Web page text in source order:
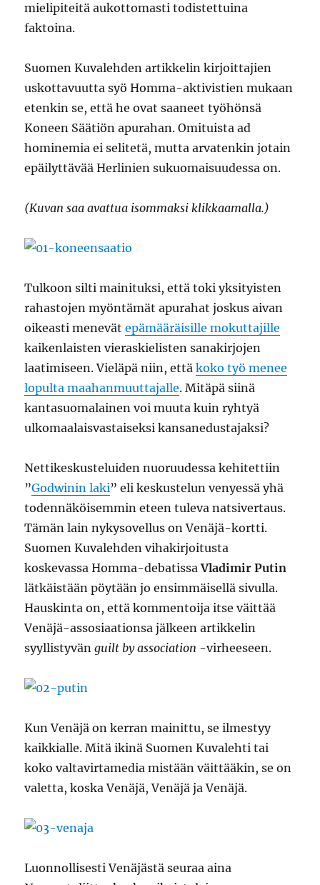
mielipiteitä aukottomasti todistettuina
faktoina.
Suomen Kuvalehden artikkelin kirjoittajien
uskottavuutta syö Homma-aktivistien mukaan
etenkin se, että he ovat saaneet työhönsä
Koneen Säätiön apurahan. Omituista ad
hominemia ei selitetä, mutta arvatenkin jotain
epäilyttävää Herlinien sukuomaisuudessa on.
(Kuvan saa avattua isommaksi klikkaamalla.)
Tulkoon silti mainituksi, että toki yksityisten
rahastojen myöntämät apurahat joskus aivan
oikeasti menevätepämääräisille mokuttajille
kaikenlaisten vieraskielisten sanakirjojen
laatimiseen. Vieläpä niin, ettäkoko työ menee
lopulta maahanmuuttajalle. Mitäpä siinä
kantasuomalainen voi muuta kuin ryhtyä
ulkomaalaisvastaiseksi kansanedustajaksi?
Nettikeskusteluiden nuoruudessa kehitettiin
”Godwinin laki” eli keskustelun venyessä yhä
todennäköisemmin eteen tuleva natsivertaus.
Tämän lain nykysovellus on Venäjä-kortti.
Suomen Kuvalehden vihakirjoitusta
koskevassa Homma-debatissaVladimir Putin
lätkäistään pöytään jo ensimmäisellä sivulla.
Hauskinta on, että kommentoija itse väittää
Venäjä-assosiaationsa jälkeen artikkelin
syyllistyvänguilt by association -virheeseen.
Kun Venäjä on kerran mainittu, se ilmestyy
kaikkialle. Mitä ikinä Suomen Kuvalehti tai
koko valtavirtamedia mistään väittääkin, se on
valetta, koska Venäjä, Venäjä ja Venäjä.
Luonnollisesti Venäjästä seuraa aina